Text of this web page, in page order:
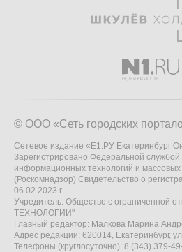
© ООО «Сеть городских
Сетевое издание «Е1.РУ Екатеринбург
Зарегистрировано Федеральной
информационных технологий и массовых
(Роскомнадзор) Свидетельство о
06.02.2023 г.
Учредитель: Общество с ограниченной
ТЕХНОЛОГИИ"
Главный редактор: Малкова Марина
Адрес редакции: 620014, Екатеринбург,
Телефоны (круглосуточно): 8 (343) 379-